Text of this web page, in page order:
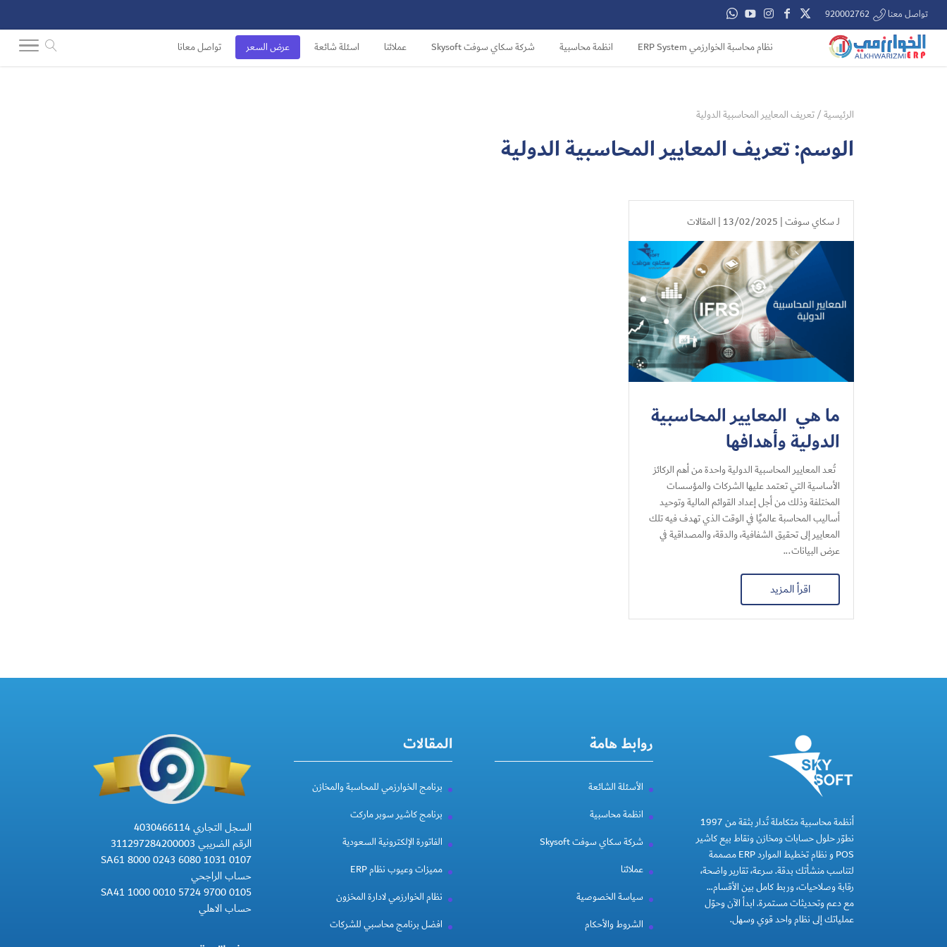
تواصل معنا 920002762
نظام محاسبة الخوارزمي ERP System انظمة محاسبية شركة سكاي سوفت Skysoft عملائنا اسئلة شائعة عرض السعر تواصل معانا
الرئيسية/تعريف المعايير المحاسبية الدولية
الوسم:تعريف المعايير المحاسبية الدولية
لـسكاي سوفت| 13/02/2025 | المقالات
ما هي المعايير المحاسبية
الدولية​ وأهدافها
تُعد المعايير المحاسبية الدولية​ واحدة من أهم الركائز
الأساسية التي تعتمد عليها الشركات والمؤسسات
المختلفة وذلك من أجل إعداد القوائم المالية وتوحيد
أساليب المحاسبة عالميًا في الوقت الذي تهدف فيه تلك
المعايير إلى تحقيق الشفافية، والدقة، والمصداقية في
عرض البيانات...
اقرأ المزيد
أنظمة محاسبية متكاملة تُدار بثقة من 1997
نطوّر حلول حسابات ومخازن ونقاط بيع كاشير
POS و نظام تخطيط الموارد ERP مصممة
لتناسب منشأتك بدقة. سرعة، تقارير واضحة،
رقابة وصلاحيات، وربط كامل بين الأقسام…
مع دعم وتحديثات مستمرة. ابدأ الآن وحوّل
عملياتك إلى نظام واحد قوي وسهل.
روابط هامة
الأسئلة الشائعة
انظمة محاسبية
شركة سكاي سوفت Skysoft
عملائنا
سياسة الخصوصية
الشروط والأحكام
المقالات
برنامج الخوارزمي للمحاسبة والمخازن
برنامج كاشير سوبر ماركت
الفاتورة الإلكترونية السعودية
مميزات وعيوب نظام ERP
نظام الخوارزمي لادارة المخزون
افضل برنامج محاسبي للشركات
السجل التجاري 4030466114
الرقم الضريبي 311297284200003
SA61 8000 0243 6080 1031 0107
حساب الراجحي
SA41 1000 0010 5724 9700 0105
حساب الاهلي